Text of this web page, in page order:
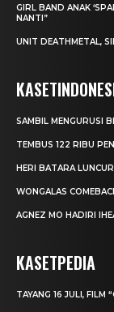
GIRL BAND ANAK
NANTI”
UNIT DEATHMETAL,
SAMBIL MENGURUSI
TEMBUS 122 RIBU
HERI BATARA
WONGALAS
AGNEZ MO HADIRI
KASETPEDIA
TAYANG 16 JULI, FILM